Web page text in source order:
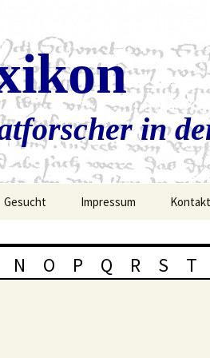
in
Gesucht Impressum Kontakt
N O P Q R S T